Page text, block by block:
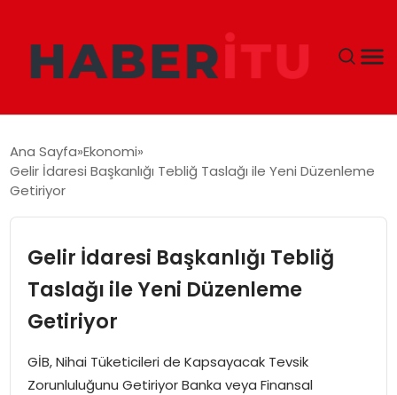
DÜNYA
TEKNOLOJI
EĞITIM
Ana Sayfa Ekonomi
Gelir İdaresi Başkanlığı Tebliğ Taslağı ile Yeni Düzenleme
Getiriyor
Gelir İdaresi Başkanlığı Tebliğ
Taslağı ile Yeni Düzenleme
Getiriyor
GİB, Nihai Tüketicileri de Kapsayacak Tevsik
Zorunluluğunu Getiriyor Banka veya Finansal